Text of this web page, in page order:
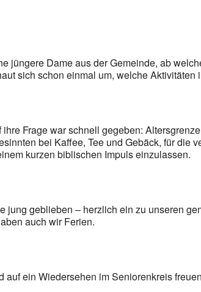
jüngere Dame aus der Gemeinde, ab
sich schon einmal um, welche
Frage war schnell gegeben:
bei Kaffee, Tee und Gebäck, für die
kurzen biblischen Impuls einzulassen.
jung geblieben – herzlich ein zu unseren
auch wir Ferien.
auf ein Wiedersehen im Seniorenkreis